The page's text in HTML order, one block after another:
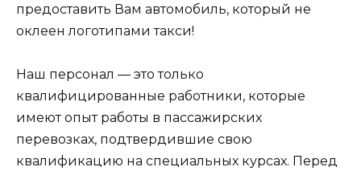
предоставить Вам автомобиль, который не
оклеен логотипами такси!
Наш персонал — это только
квалифицированные работники, которые
имеют опыт работы в пассажирских
перевозках, подтвердившие свою
квалификацию на специальных курсах. Перед